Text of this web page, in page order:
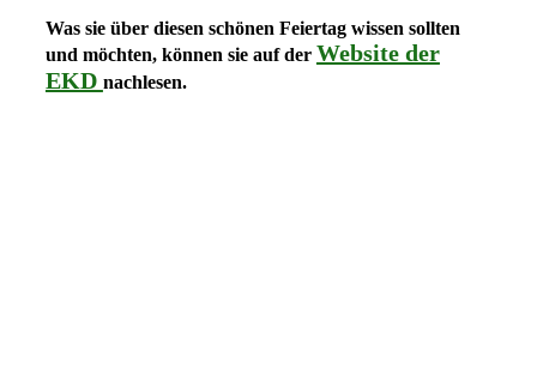
Was sie über diesen schönen Feiertag wissen sollten
und möchten, können sie auf der Website der
EKD nachlesen.